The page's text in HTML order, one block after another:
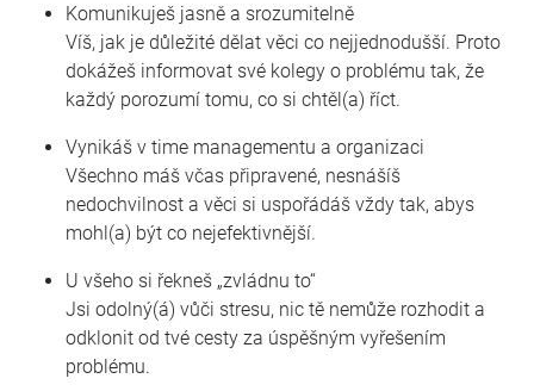
Komunikuješ jasně a srozumitelně
Víš, jak je důležité dělat věci co nejjednodušší. Proto
dokážeš informovat své kolegy o problému tak, že
každý porozumí tomu, co si chtěl(a) říct.
Vynikáš v time managementu a organizaci
Všechno máš včas připravené, nesnášíš
nedochvilnost a věci si uspořádáš vždy tak, abys
mohl(a) být co nejefektivnější.
U všeho si řekneš „zvládnu to“
Jsi odolný(á) vůči stresu, nic tě nemůže rozhodit a
odklonit od tvé cesty za úspěšným vyřešením
problému.